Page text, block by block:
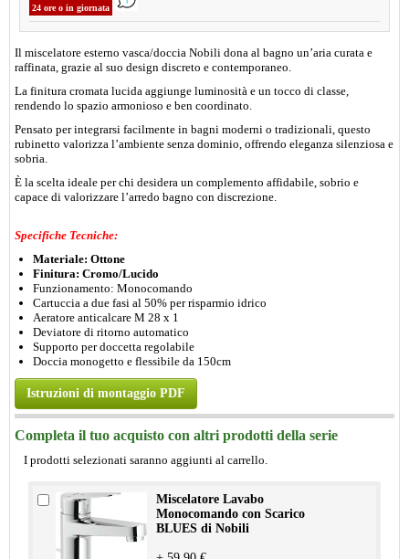
24 ore o in giornata
Il miscelatore esterno vasca/doccia Nobili dona al bagno un’aria curata e
raffinata, grazie al suo design discreto e contemporaneo.
La finitura cromata lucida aggiunge luminosità e un tocco di classe,
rendendo lo spazio armonioso e ben coordinato.
Pensato per integrarsi facilmente in bagni moderni o tradizionali, questo
rubinetto valorizza l’ambiente senza dominio, offrendo eleganza silenziosa e
sobria.
È la scelta ideale per chi desidera un complemento affidabile, sobrio e
capace di valorizzare l’arredo bagno con discrezione.
Specifiche Tecniche:
Materiale: Ottone
Finitura: Cromo/Lucido
Funzionamento: Monocomando
Cartuccia a due fasi al 50% per risparmio idrico
Aeratore anticalcare M 28 x 1
Deviatore di ritorno automatico
Supporto per doccetta regolabile
Doccia monogetto e flessibile da 150cm
Istruzioni di montaggio PDF
Completa il tuo acquisto con altri prodotti della serie
I prodotti selezionati saranno aggiunti al carrello.
Miscelatore Lavabo
Monocomando con Scarico
BLUES di Nobili